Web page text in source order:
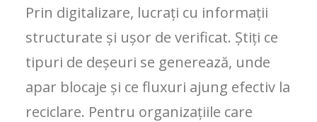
Prin digitalizare, lucrați cu informații
structurate și ușor de verificat. Știți ce
tipuri de deșeuri se generează, unde
apar blocaje și ce fluxuri ajung efectiv la
reciclare. Pentru organizațiile care